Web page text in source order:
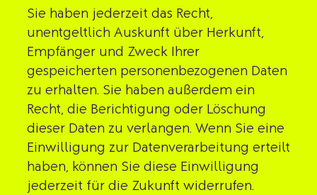
Sie haben jederzeit das Recht,
unentgeltlich Auskunft über Herkunft,
Empfänger und Zweck Ihrer
gespeicherten personenbezogenen Daten
zu erhalten. Sie haben außerdem ein
Recht, die Berichtigung oder Löschung
dieser Daten zu verlangen. Wenn Sie eine
Einwilligung zur Datenverarbeitung erteilt
haben, können Sie diese Einwilligung
jederzeit für die Zukunft widerrufen.